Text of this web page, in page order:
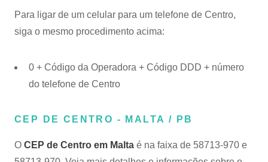
Para ligar de um celular para um telefone de Centro,
siga o mesmo procedimento acima:
0 + Código da Operadora + Código DDD + número
do telefone de Centro
CEP DE CENTRO - MALTA / PB
O CEP de Centro em Malta é na faixa de 58713-970 e